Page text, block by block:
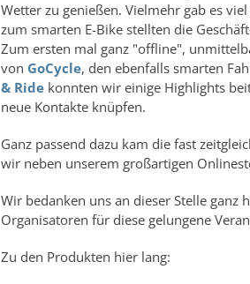
Wetter zu genießen. Vielmehr gab es
zum smarten E-Bike stellten die
Zum ersten mal ganz "offline",
von GoCycle, den ebenfalls smarten
& Ride konnten wir einige Highlights
neue Kontakte knüpfen.
Ganz passend dazu kam die fast
wir neben unserem großartigen
Wir bedanken uns an dieser Stelle ganz
Organisatoren für diese gelungene
Zu den Produkten hier lang: